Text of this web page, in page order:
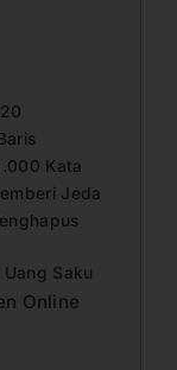
Kata
Jeda
Saku
Online